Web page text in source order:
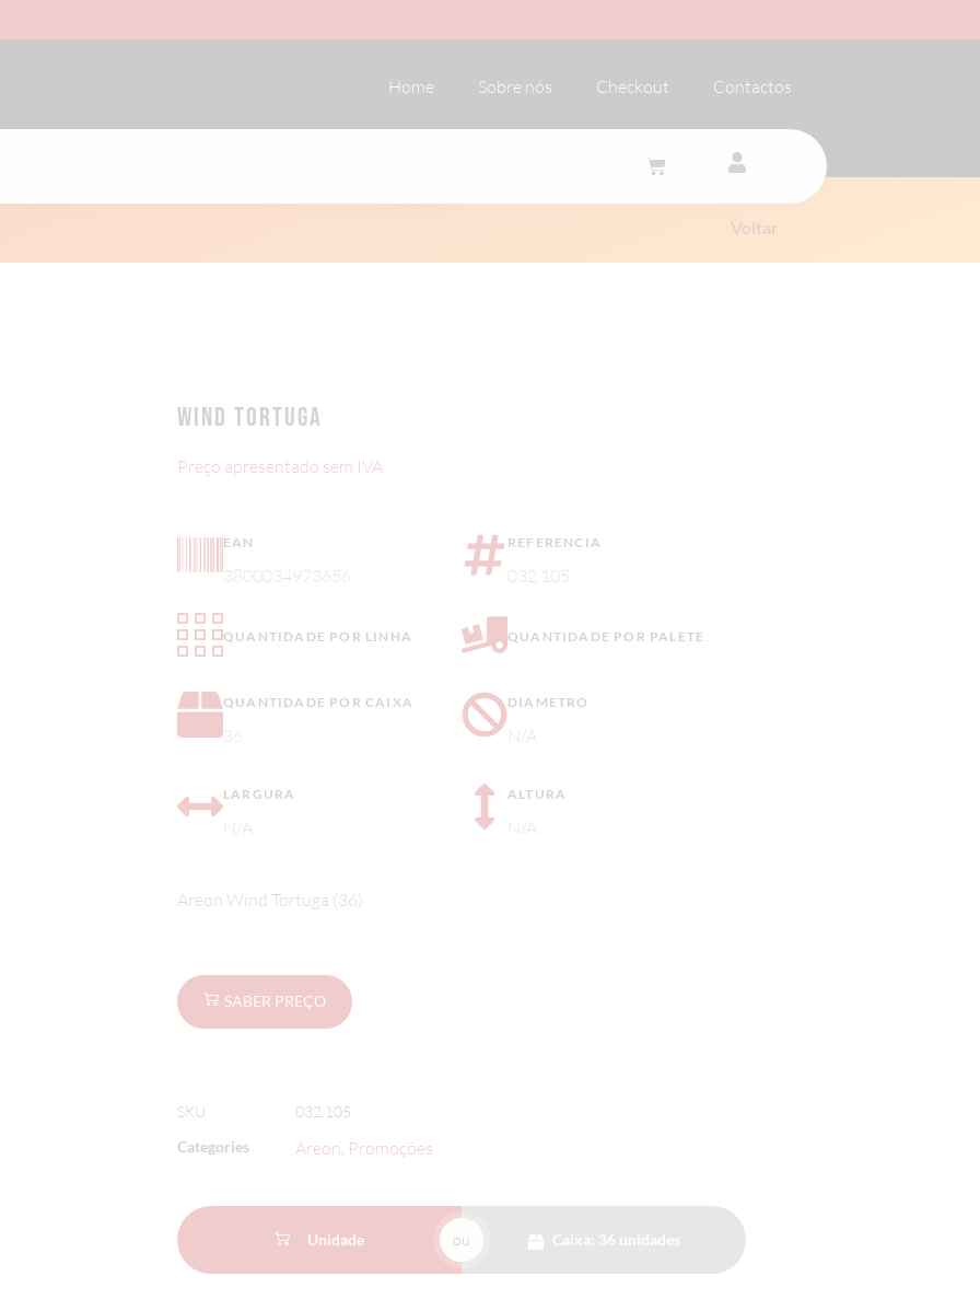
Home Sobre nós Checkout Contactos
Voltar
WIND TORTUGA
Preço apresentado sem IVA
EAN
3800034973656
QUANTIDADE POR LINHA
QUANTIDADE POR CAIXA
36
LARGURA
N/A
REFERENCIA
032.105
QUANTIDADE POR PALETE
DIAMETRO
N/A
ALTURA
N/A
Areon Wind Tortuga (36)
SABER PREÇO
SKU
032.105
Categories
Areon, Promoções
Unidade ou Caixa: 36 unidades